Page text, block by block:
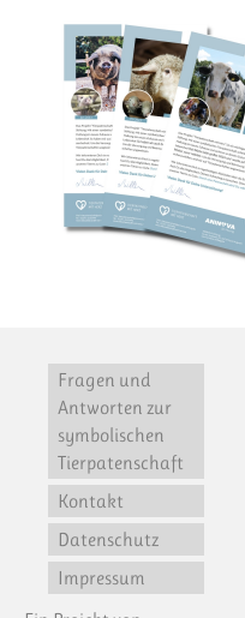
Fragen und
Antworten zur
symbolischen
Tierpatenschaft
Kontakt
Datenschutz
Impressum